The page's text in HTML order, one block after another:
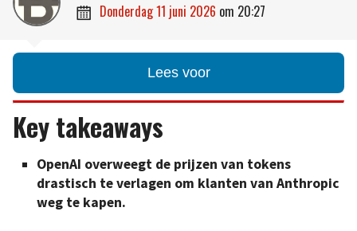
 donderdag 11 juni 2026 om 20:27
Lees voor
Key takeaways
OpenAI overweegt de prijzen van tokens
drastisch te verlagen om klanten van Anthropic
weg te kapen.